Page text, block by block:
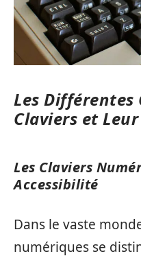
Les Différentes
Claviers et
Les Claviers
Accessibilité
Dans le vaste
numériques se